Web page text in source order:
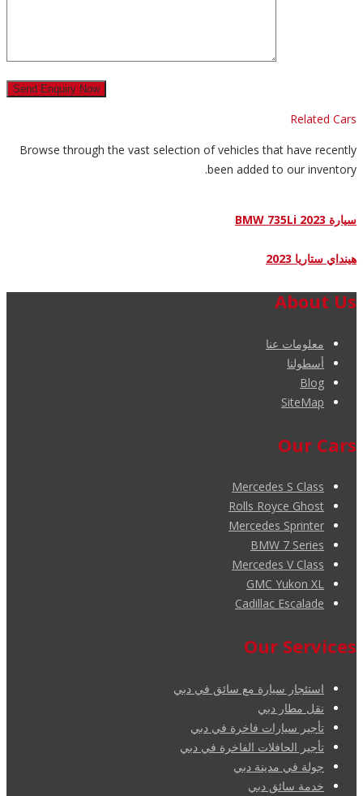
Related Cars
Browse through the vast selection of vehicles that have recently
been added to our inventory.
سيارة BMW 735Li 2023
هينداي ستاريا 2023
About Us
معلومات عنا
أسطولنا
Blog
SiteMap
Our Cars
Mercedes S Class
Rolls Royce Ghost
Mercedes Sprinter
BMW 7 Series
Mercedes V Class
GMC Yukon XL
Cadillac Escalade
Our Services
استئجار سيارة مع سائق في دبي
نقل مطار دبي
تأجير سيارات فاخرة في دبي
تأجير الحافلات الفاخرة في دبي
جولة في مدينة دبي
خدمة سائق دبي